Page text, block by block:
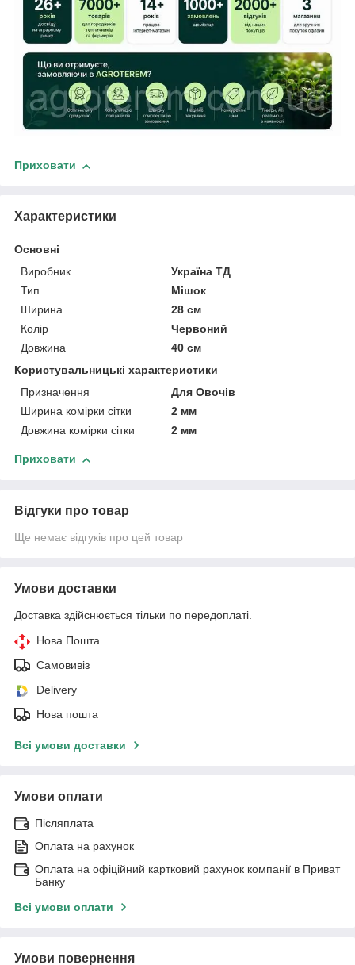
Приховати
Характеристики
Основні
Виробник
Україна ТД
Тип
Мішок
Ширина
28 см
Колір
Червоний
Довжина
40 см
Користувальницькі характеристики
Призначення
Для Овочів
Ширина комірки сітки
2 мм
Довжина комірки сітки
2 мм
Приховати
Відгуки про товар
Ще немає відгуків про цей товар
Умови доставки
Доставка здійснюється тільки по передоплаті.
Нова Пошта
Самовивіз
Delivery
Нова пошта
Всі умови доставки
Умови оплати
Післяплата
Оплата на рахунок
Оплата на офіційний картковий рахунок компанії в Приват
Банку
Всі умови оплати
Умови повернення